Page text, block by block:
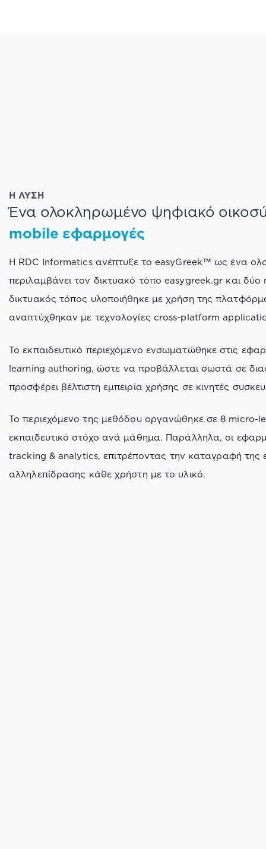
Η ΛΥΣΗ
Ένα ολοκληρωμένο ψηφιακό
mobile εφαρμογές
Η RDC Informatics ανέπτυξε το easyGreek™ ως ένα
περιλαμβάνει τον δικτυακό τόπο easygreek.gr και
δικτυακός τόπος υλοποιήθηκε με χρήση της
αναπτύχθηκαν με τεχνολογίες cross-platform
Το εκπαιδευτικό περιεχόμενο ενσωματώθηκε στις
learning authoring, ώστε να προβάλλεται σωστά σε
προσφέρει βέλτιστη εμπειρία χρήσης σε κινητές
Το περιεχόμενο της μεθόδου οργανώθηκε σε 8 micro-
εκπαιδευτικό στόχο ανά μάθημα. Παράλληλα, οι
tracking & analytics, επιτρέποντας την καταγραφή της
αλληλεπίδρασης κάθε χρήστη με το υλικό.